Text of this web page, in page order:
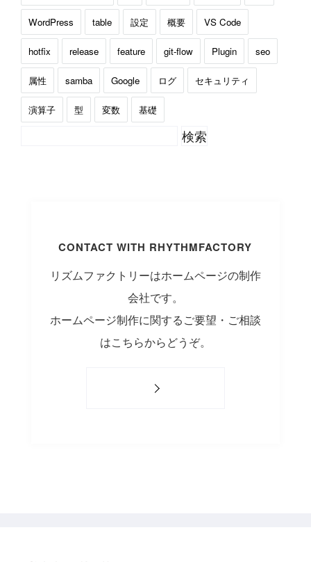
WordPress table 設定 概要 VS Code
hotfix release feature git-flow Plugin seo
属性 samba Google ログ セキュリティ
演算子 型 変数 基礎
CONTACT WITH RHYTHMFACTORY
リズムファクトリーはホームページの制作
会社です。
ホームページ制作に関するご要望・ご相談
はこちらからどうぞ。